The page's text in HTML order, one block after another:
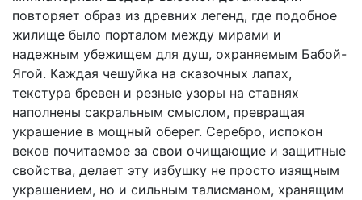
повторяет образ из древних легенд, где подобное
жилище было порталом между мирами и
надежным убежищем для душ, охраняемым Бабой-
Ягой. Каждая чешуйка на сказочных лапах,
текстура бревен и резные узоры на ставнях
наполнены сакральным смыслом, превращая
украшение в мощный оберег. Серебро, испокон
веков почитаемое за свои очищающие и защитные
свойства, делает эту избушку не просто изящным
украшением, но и сильным талисманом, хранящим